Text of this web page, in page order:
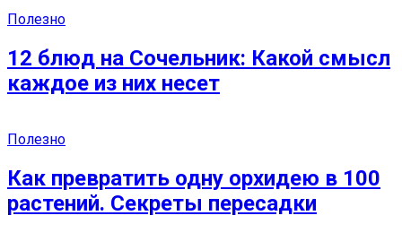
Полезно
12 блюд на Сочельник: Какой смысл
каждое из них несет
Полезно
Как превратить одну орхидею в 100
растений. Секреты пересадки